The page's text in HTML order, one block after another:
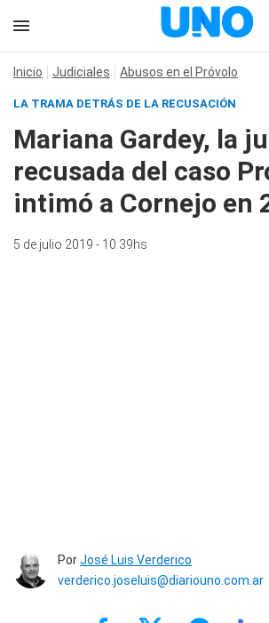
Inicio Judiciales Abusos en el Próvolo
LA TRAMA DETRÁS DE LA RECUSACIÓN
Mariana Gardey, la
recusada del caso
intimó a Cornejo en
5 de julio 2019 - 10:39hs
PorJosé Luis Verderico
verderico.joseluis@diariouno.com.ar